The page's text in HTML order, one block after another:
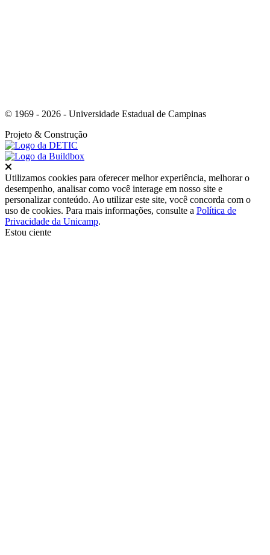
© 1969 - 2026 - Universidade Estadual de Campinas
Projeto & Construção
Utilizamos cookies para oferecer melhor experiência, melhorar o
desempenho, analisar como você interage em nosso site e
personalizar conteúdo. Ao utilizar este site, você concorda com o
uso de cookies. Para mais informações, consulte a Política de
Privacidade da Unicamp.
Estou ciente